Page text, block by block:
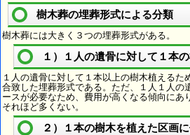
樹木葬の埋葬形式による分類
樹木葬には大きく３つの埋葬形式がある。
１）１人の遺骨に対して１本
１人の遺骨に対して１本以上の樹木植えるた
合致した埋葬形式である。ただ、１人１人の
ースが必要なため、費用が高くなる傾向にあ
それほど多くない。
２）１本の樹木を植えた区画